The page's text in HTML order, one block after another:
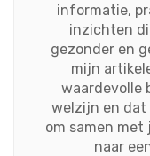
informatie,
inzichten
gezonder en
mijn
waardevolle
welzijn en dat
om samen
naar